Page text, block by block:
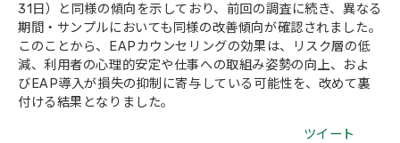
31日）と同様の傾向を示しており、前回の調査に続き、異なる
期間・サンプルにおいても同様の改善傾向が確認されました。
このことから、EAPカウンセリングの効果は、リスク層の低
減、利用者の心理的安定や仕事への取組み姿勢の向上、およ
びEAP導入が損失の抑制に寄与している可能性を、改めて裏
付ける結果となりました。
ツイート